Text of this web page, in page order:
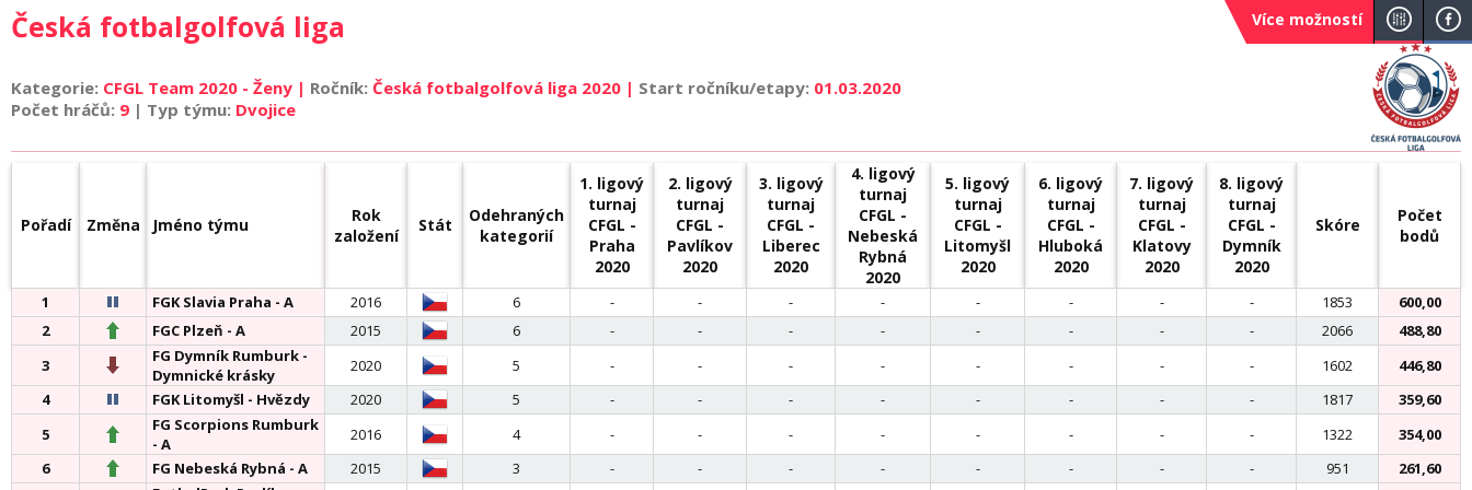
Více možností
Česká fotbalgolfová liga
Kategorie: CFGL Team 2020 - Ženy | Ročník: Česká fotbalgolfová liga 2020 | Start ročníku/etapy: 01.03.2020
Počet hráčů: 9 | Typ týmu: Dvojice
Pořadí Změna Jméno týmu
Rok
založení
Stát
Odehraných
kategorií
1. ligový
turnaj
CFGL -
Praha
2020
2. ligový
turnaj
CFGL -
Pavlíkov
2020
3. ligový
turnaj
CFGL -
Liberec
2020
4. ligový
turnaj
CFGL -
Nebeská
Rybná
2020
5. ligový
turnaj
CFGL -
Litomyšl
2020
6. ligový
turnaj
CFGL -
Hluboká
2020
7. ligový
turnaj
CFGL -
Klatovy
2020
8. ligový
turnaj
CFGL -
Dymník
2020
Skóre
Počet
bodů
1 FGK Slavia Praha - A 2016 6 - - - - - - - - 1853
600,00
2
FGC Plzeň - A 2015 6 - - - - - - - - 2066
488,80
3
FG Dymník Rumburk -
Dymnické krásky
2020 5 - - - - - - - - 1602
446,80
4
FGK Litomyšl - Hvězdy 2020 5 - - - - - - - - 1817
359,60
5
FG Scorpions Rumburk
- A
2016 4 - - - - - - - - 1322
354,00
6
FG Nebeská Rybná - A 2015 3 - - - - - - - - 951
261,60